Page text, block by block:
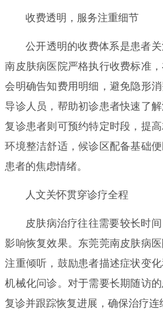
收费透明，服务注重细节
公开透明的收费体系是患者
南皮肤病医院严格执行收费标准
会明确告知费用明细，避免隐形
导诊人员，帮助初诊患者快速了
复诊患者则可预约特定时段，提
环境整洁舒适，候诊区配备基础
患者的焦虑情绪。
人文关怀贯穿诊疗全程
皮肤病治疗往往需要较长时
影响恢复效果。东莞莞南皮肤病
注重倾听，鼓励患者描述症状变
机械化问诊。对于需要长期随访
复诊并跟踪恢复进展，确保治疗连